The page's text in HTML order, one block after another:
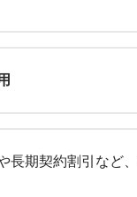
長期契約割引など